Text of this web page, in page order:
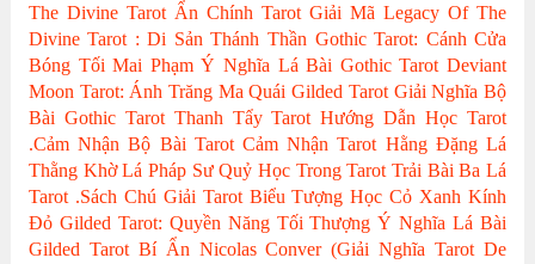
The Divine Tarot Ẩn Chính Tarot Giải Mã Legacy Of The
Divine Tarot : Di Sản Thánh Thần Gothic Tarot: Cánh Cửa
Bóng Tối Mai Phạm Ý Nghĩa Lá Bài Gothic Tarot Deviant
Moon Tarot: Ánh Trăng Ma Quái Gilded Tarot Giải Nghĩa Bộ
Bài Gothic Tarot Thanh Tẩy Tarot Hướng Dẫn Học Tarot
.Cảm Nhận Bộ Bài Tarot Cảm Nhận Tarot Hằng Đặng Lá
Thằng Khờ Lá Pháp Sư Quỷ Học Trong Tarot Trải Bài Ba Lá
Tarot .Sách Chú Giải Tarot Biểu Tượng Học Cỏ Xanh Kính
Đỏ Gilded Tarot: Quyền Năng Tối Thượng Ý Nghĩa Lá Bài
Gilded Tarot Bí Ẩn Nicolas Conver (Giải Nghĩa Tarot De